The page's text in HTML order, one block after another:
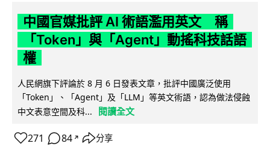
中國官媒批評 AI 術語濫用英文 稱
「Token」與「Agent」動搖科技話語
權
人民網旗下評論於 8 月 6 日發表文章，批評中國廣泛使用
「Token」、「Agent」及「LLM」等英文術語，認為做法侵蝕
中文表意空間及科...
閱讀全文
271 84 ↗ 分享